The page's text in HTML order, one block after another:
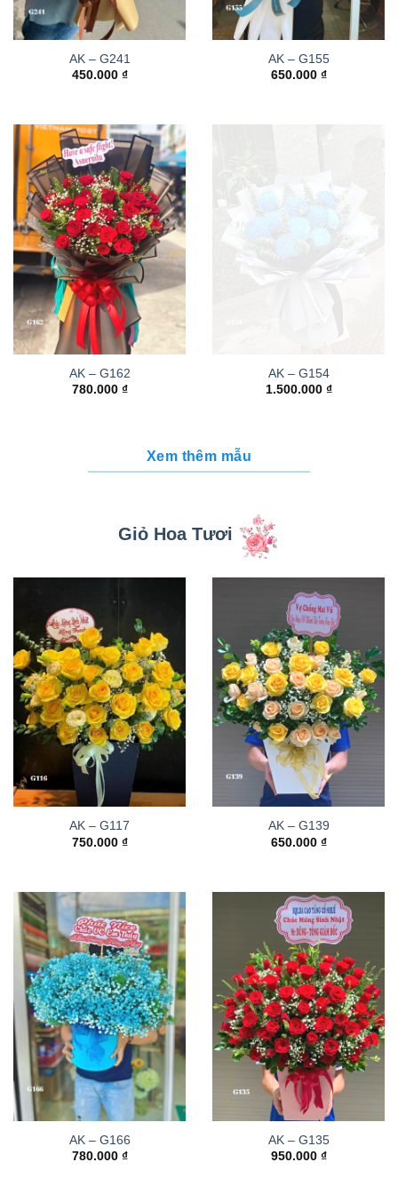
AK – G241
450.000 ₫
AK – G155
650.000 ₫
AK – G162
780.000 ₫
AK – G154
1.500.000 ₫
Xem thêm mẫu
Giỏ Hoa Tươi
AK – G117
750.000 ₫
AK – G139
650.000 ₫
AK – G166
780.000 ₫
AK – G135
950.000 ₫